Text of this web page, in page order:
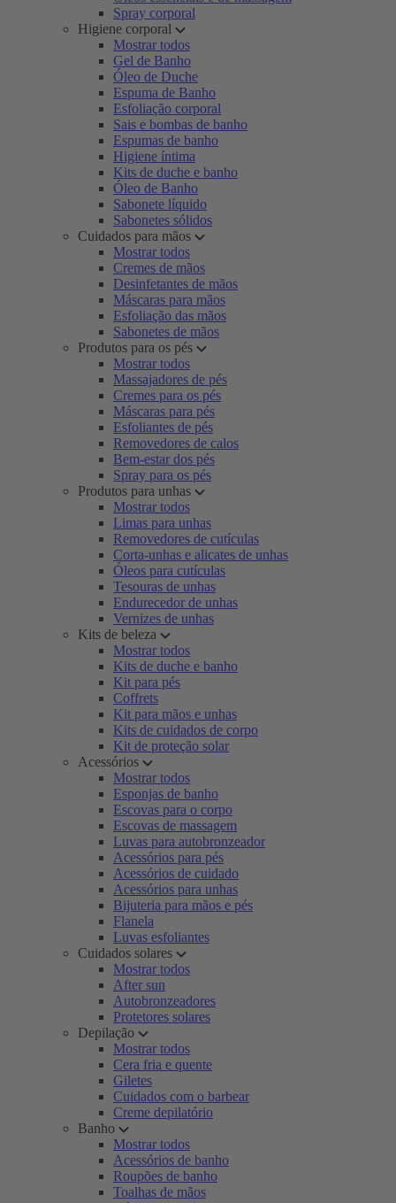
Spray corporal
Higiene corporal
Mostrar todos
Gel de Banho
Óleo de Duche
Espuma de Banho
Esfoliação corporal
Sais e bombas de banho
Espumas de banho
Higiene íntima
Kits de duche e banho
Óleo de Banho
Sabonete líquido
Sabonetes sólidos
Cuidados para mãos
Mostrar todos
Cremes de mãos
Desinfetantes de mãos
Máscaras para mãos
Esfoliação das mãos
Sabonetes de mãos
Produtos para os pés
Mostrar todos
Massajadores de pés
Cremes para os pés
Máscaras para pés
Esfoliantes de pés
Removedores de calos
Bem-estar dos pés
Spray para os pés
Produtos para unhas
Mostrar todos
Limas para unhas
Removedores de cutículas
Corta-unhas e alicates de unhas
Óleos para cutículas
Tesouras de unhas
Endurecedor de unhas
Vernizes de unhas
Kits de beleza
Mostrar todos
Kits de duche e banho
Kit para pés
Coffrets
Kit para mãos e unhas
Kits de cuidados de corpo
Kit de proteção solar
Acessórios
Mostrar todos
Esponjas de banho
Escovas para o corpo
Escovas de massagem
Luvas para autobronzeador
Acessórios para pés
Acessórios de cuidado
Acessórios para unhas
Bijuteria para mãos e pés
Flanela
Luvas esfoliantes
Cuidados solares
Mostrar todos
After sun
Autobronzeadores
Protetores solares
Depilação
Mostrar todos
Cera fria e quente
Giletes
Cuidados com o barbear
Creme depilatório
Banho
Mostrar todos
Acessórios de banho
Roupões de banho
Toalhas de mãos